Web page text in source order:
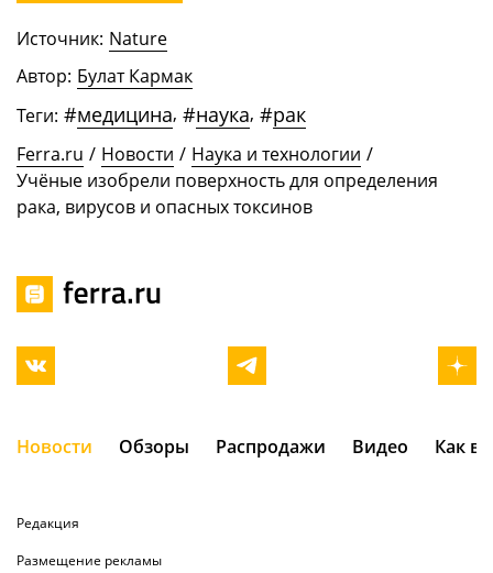
Источник: Nature
Автор: Булат Кармак
Теги: #медицина, #наука, #рак
Ferra.ru / Новости / Наука и технологии /
Учёные изобрели поверхность для определения
рака, вирусов и опасных токсинов
Новости Обзоры Распродажи Видео Как
Редакция
Размещение рекламы